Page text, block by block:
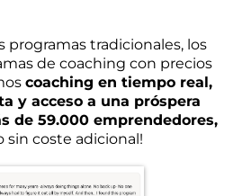
programas tradicionales, los
de coaching con precios
coaching en tiempo real,
y acceso a una próspera
de 59.000 emprendedores,
sin coste adicional!